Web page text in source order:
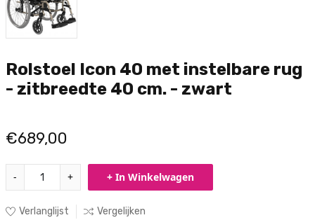
Rolstoel Icon 40 met instelbare rug
- zitbreedte 40 cm. - zwart
€689,00
- + + In Winkelwagen
Verlanglijst Vergelijken